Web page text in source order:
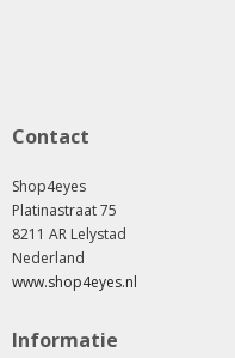
Contact
Shop4eyes
Platinastraat 75
8211 AR Lelystad
Nederland
www.shop4eyes.nl
Informatie